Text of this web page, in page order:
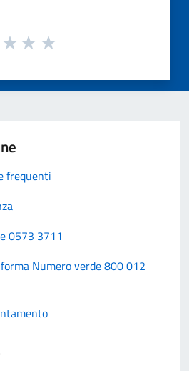
frequenti
0573 3711
Numero verde 800 012